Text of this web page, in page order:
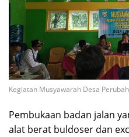
Kegiatan Musyawarah Desa
Pembukaan badan jalan
alat berat buldoser dan